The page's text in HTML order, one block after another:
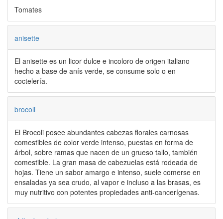
Tomates
anisette
El anisette es un licor dulce e incoloro de origen italiano
hecho a base de anís verde, se consume solo o en
coctelería.
brocoli
El Brocoli posee abundantes cabezas florales carnosas
comestibles de color verde intenso, puestas en forma de
árbol, sobre ramas que nacen de un grueso tallo, también
comestible. La gran masa de cabezuelas está rodeada de
hojas. Tiene un sabor amargo e intenso, suele comerse en
ensaladas ya sea crudo, al vapor e incluso a las brasas, es
muy nutritivo con potentes propiedades anti-cancerígenas.